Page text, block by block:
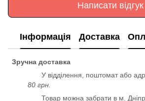
Написати відгук
Інформація Доставка
Зручна доставка
У відділення, поштомат або
80 грн.
Товар можна забрати в м.